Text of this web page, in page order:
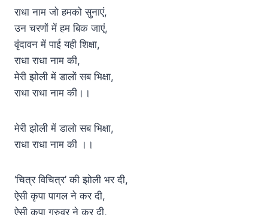
राधा नाम जो हमको सुनाएं,
उन चरणों में हम बिक जाएं,
वृंदावन में पाई यही शिक्षा,
राधा राधा नाम की,
मेरी झोली में डालों सब भिक्षा,
राधा राधा नाम की।।
मेरी झोली में डालो सब भिक्षा,
राधा राधा नाम की ।।
‘चित्र विचित्र’ की झोली भर दी,
ऐसी कृपा पागल ने कर दी,
ऐसी कृपा गुरुवर ने कर दी,